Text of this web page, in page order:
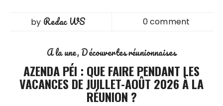
by Redac WS 0 comment
A la une Découvertes réunionnaises
AZENDA PÉI : QUE FAIRE PENDANT LES
VACANCES DE JUILLET-AOÛT 2026 À LA
RÉUNION ?